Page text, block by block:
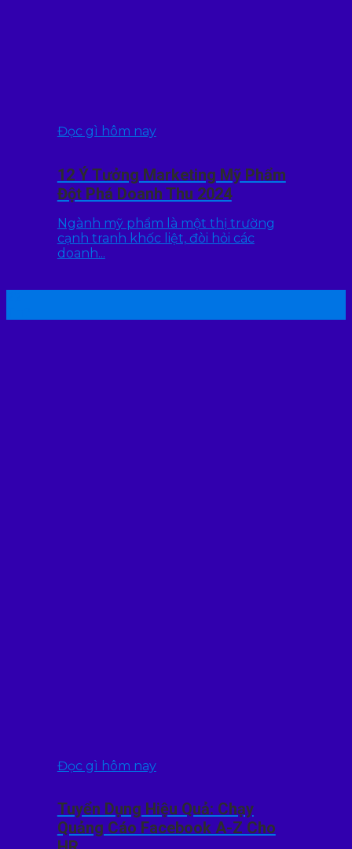
Đọc gì hôm nay
12 Ý Tưởng Marketing Mỹ Phẩm
Đột Phá Doanh Thu 2024
Ngành mỹ phẩm là một thị trường
cạnh tranh khốc liệt, đòi hỏi các
doanh...
Đọc gì hôm nay
Tuyển Dụng Hiệu Quả: Chạy
Quảng Cáo Facebook A-Z Cho